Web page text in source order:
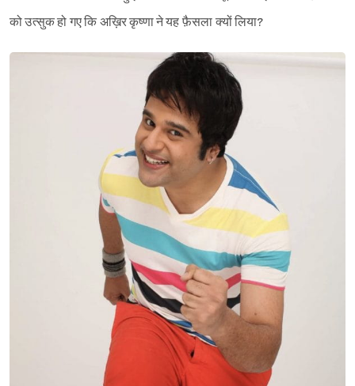
को उत्सुक हो गए कि अख़िर कृष्णा ने यह फ़ैसला क्यों लिया?